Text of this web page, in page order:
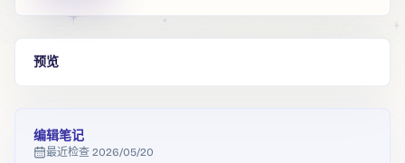
预览
编辑笔记
最近检查 2026/05/20